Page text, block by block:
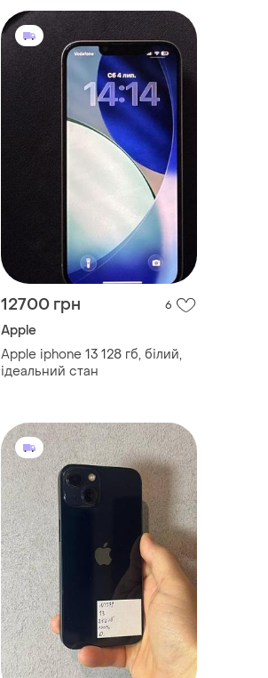
сим!
12700 грн 6
Apple
Apple iphone 13 128 гб, білий,
ідеальний стан